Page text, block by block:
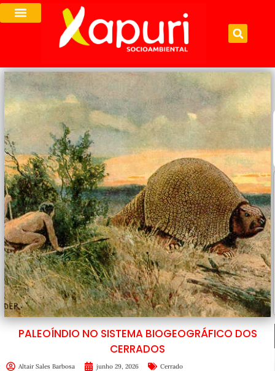
PALEOÍNDIO NO SISTEMA BIOGEOGRÁFICO DOS
CERRADOS
Altair Sales Barbosa junho 29, 2026 Cerrado